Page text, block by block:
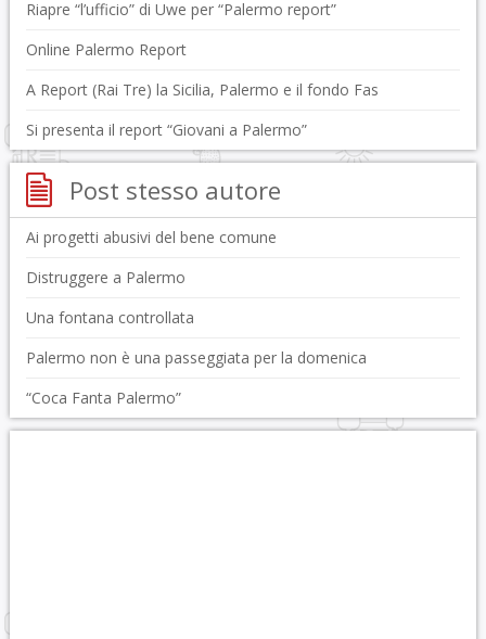
Riapre “l’ufficio” di Uwe per “Palermo report”
Online Palermo Report
A Report (Rai Tre) la Sicilia, Palermo e il fondo Fas
Si presenta il report “Giovani a Palermo”
Post stesso autore
Ai progetti abusivi del bene comune
Distruggere a Palermo
Una fontana controllata
Palermo non è una passeggiata per la domenica
“Coca Fanta Palermo”